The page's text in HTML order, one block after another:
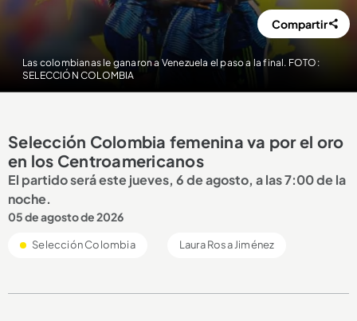
Las colombianas le ganaron a Venezuela el paso a la final. FOTO:
SELECCIÓN COLOMBIA
Compartir
Selección Colombia femenina va por el oro
en los Centroamericanos
El partido será este jueves, 6 de agosto, a las 7:00 de la
noche.
05 de agosto de 2026
Selección Colombia Laura Rosa Jiménez